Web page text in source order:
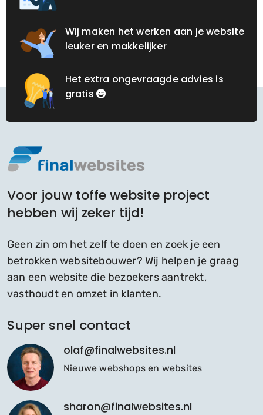
Wij maken het werken aan je website
leuker en makkelijker
Het extra ongevraagde advies is
gratis
Voor jouw toffe website project
hebben wij zeker tijd!
Geen zin om het zelf te doen en zoek je een
betrokken websitebouwer? Wij helpen je graag
aan een website die bezoekers aantrekt,
vasthoudt en omzet in klanten.
Super snel contact
olaf@finalwebsites.nl
Nieuwe webshops en websites
sharon@finalwebsites.nl